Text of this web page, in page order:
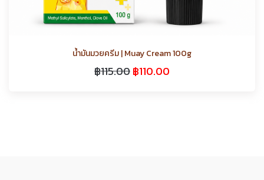
น้ำมันมวยครีม | Muay Cream 100g
฿115.00฿110.00